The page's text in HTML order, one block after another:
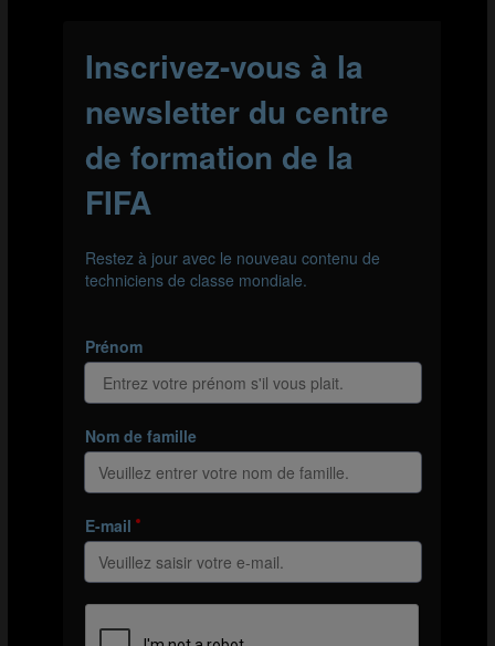
ont donc eu peu l’occasion d’affronter dans leur jeune
carrière.
Jean-Luc Vannuchi veut donc présenter les forces et
faiblesses de ce système a ses joueurs et également
concentre durant cette séance sur l’organisation
comment ils s’organiseront défensivement. L’équipe de
France s’organisant à la base en 4-3-3, la priorité sera de
se positionner plus haut pour marquer le milieu
défensif Gallois et l’un des arrières latéraux devra sortir
sur le milieu Gallois laisse libre.
NOTEZ VOTRE EXPÉRIENCE
1 2 3 4 5